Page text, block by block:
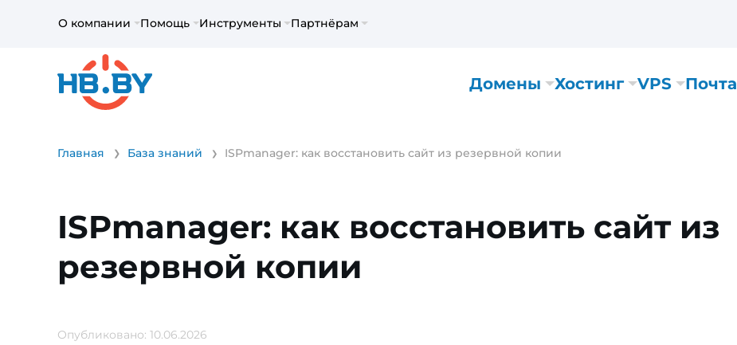
Домены Хостинг VPS Почта
О компании Помощь Инструменты Партнёрам
Главная База знаний ISPmanager: как восстановить сайт из резервной копии
ISPmanager: как восстановить сайт из
резервной копии
Опубликовано: 10.06.2026